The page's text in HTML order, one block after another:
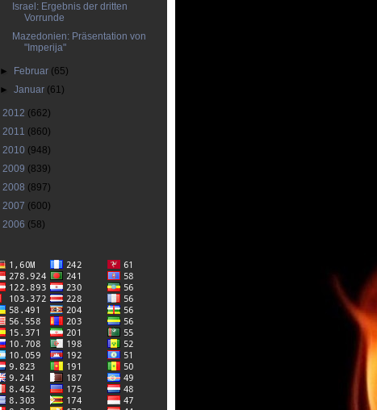
Israel: Ergebnis der dritten
Vorrunde
Mazedonien: Präsentation von
"Imperija"
► Februar (65)
►Januar (61)
2012 (662)
2011 (860)
2010 (948)
2009 (839)
2008 (897)
2007 (600)
2006 (58)